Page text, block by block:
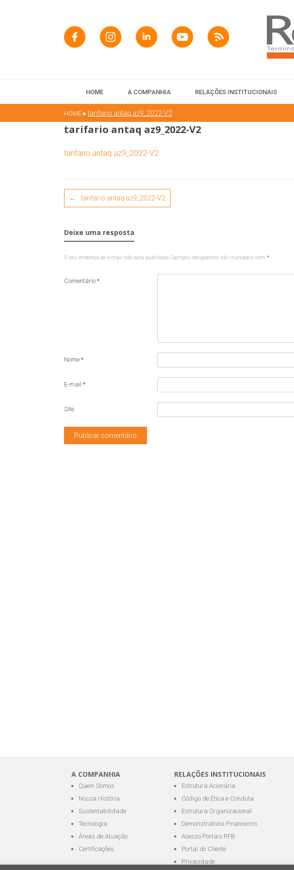
HOME A COMPANHIA RELAÇÕES INSTITUCIONAIS
HOME ▸tarifario antaq az9_2022-V2
tarifario antaq az9_2022-V2
tarifario antaq az9_2022-V2
Post navigation
← tarifario antaq az9_2022-V2
Deixe uma resposta
O seu endereço de e-mail não será publicado. Campos obrigatórios são marcados com *
Comentário *
Nome *
E-mail *
Site
A COMPANHIA
Quem Somos
Nossa História
Sustentabilidade
Tecnologia
Áreas de Atuação
Certificações
RELAÇÕES INSTITUCIONAIS
Estrutura Acionária
Código de Ética e Conduta
Estrutura Organizacional
Demonstrativos Financeiros
Acesso Portais RFB
Portal do Cliente
Privacidade